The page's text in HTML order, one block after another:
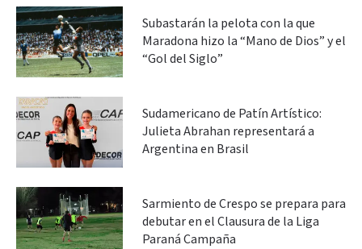
Subastarán la pelota con la que
Maradona hizo la “Mano de Dios” y el
“Gol del Siglo”
Sudamericano de Patín Artístico:
Julieta Abrahan representará a
Argentina en Brasil
Sarmiento de Crespo se prepara para
debutar en el Clausura de la Liga
Paraná Campaña